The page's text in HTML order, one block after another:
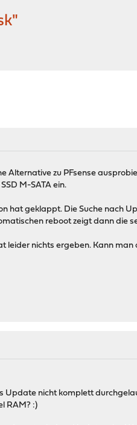
Alternative zu PFsense
M-SATA ein.
hat geklappt. Die Suche nach
reboot zeigt dann die
leider nichts ergeben. Kann
Update nicht komplett
RAM? :)